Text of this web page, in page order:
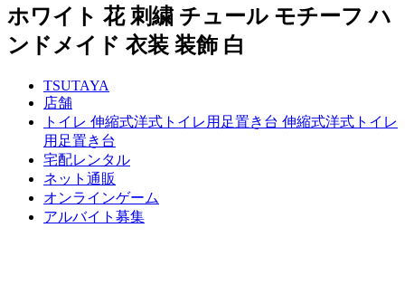
ホワイト 花 刺繍 チュール モチーフ ハ
ンドメイド 衣装 装飾 白
TSUTAYA
店舗
トイレ 伸縮式洋式トイレ用足置き台 伸縮式洋式トイレ
用足置き台
宅配レンタル
ネット通販
オンラインゲーム
アルバイト募集